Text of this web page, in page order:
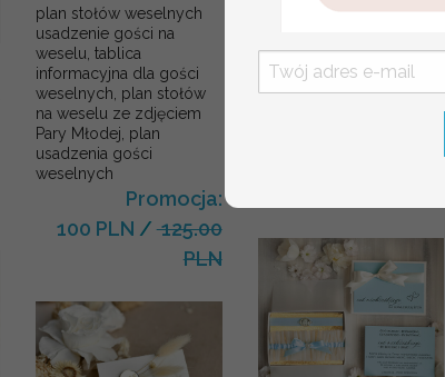
plan stołów weselnych
usadzenie gości na
weselu, tablica
informacyjna dla gości
weselnych, plan stołów
na weselu ze zdjęciem
Pary Młodej, plan
usadzenia gości
weselnych
Promocja:
100 PLN /125.00
PLN
Komunijne
Ojca Chrzestnego Rama i
kwiaty , Flowerbox Serce
podziękowania dla